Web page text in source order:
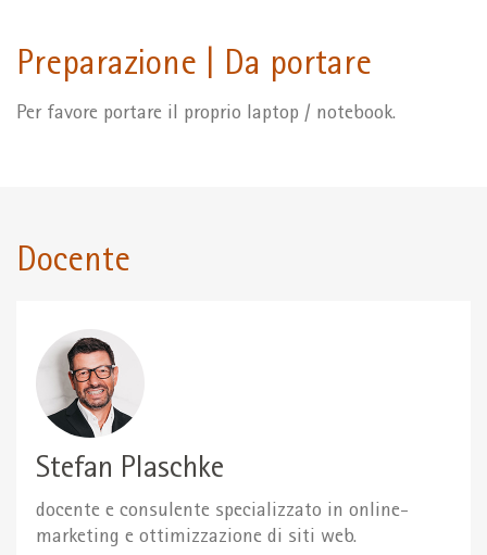
Preparazione | Da portare
Per favore portare il proprio laptop / notebook.
Docente
Stefan Plaschke
docente e consulente specializzato in online-
marketing e ottimizzazione di siti web.